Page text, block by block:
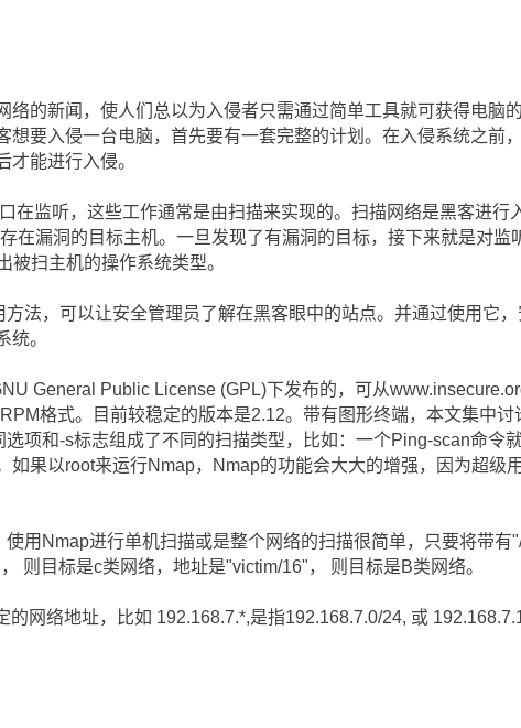
络的新闻，使人们总以为入侵者只需通过简单工具就可获得电脑
想要入侵一台电脑，首先要有一套完整的计划。在入侵系统之前
才能进行入侵。
在监听，这些工作通常是由扫描来实现的。扫描网络是黑客进行
在漏洞的目标主机。一旦发现了有漏洞的目标，接下来就是对监
被扫主机的操作系统类型。
法，可以让安全管理员了解在黑客眼中的站点。并通过使用它
统。
General Public License (GPL)下发布的，可从
格式。目前较稳定的版本是2.12。带有图形终端，本文集中
项和-s标志组成了不同的扫描类型，比如：一个Ping-scan命令
如果以root来运行Nmap，Nmap的功能会大大的增强，因为超级
用Nmap进行单机扫描或是整个网络的扫描很简单，只要将带有
则目标是c类网络，地址是"victim/16"， 则目标是B类网络。
的网络地址，比如 192.168.7.*,是指192.168.7.0/24, 或